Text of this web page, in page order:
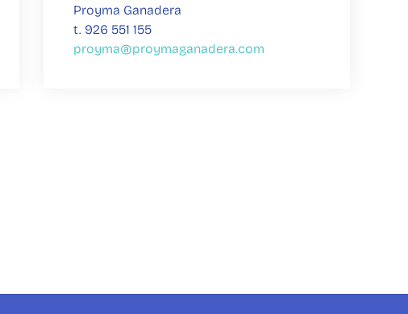
Proyma Ganadera
t. 926 551 155
proyma@proymaganadera.com